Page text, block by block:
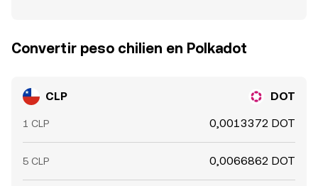
Convertir peso chilien en Polkadot
CLP DOT
1 CLP 0,0013372 DOT
5 CLP 0,0066862 DOT